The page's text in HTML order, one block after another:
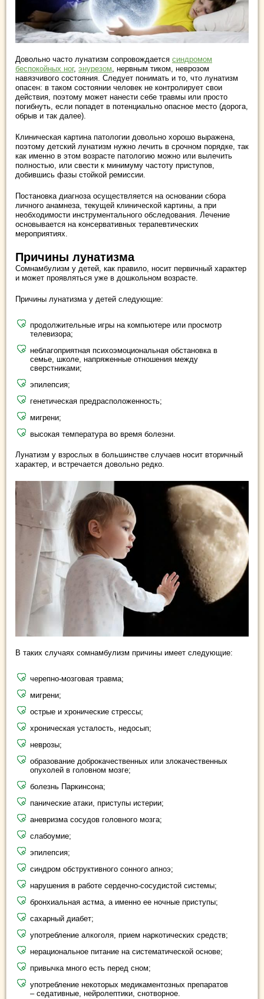
Довольно часто лунатизм сопровождается синдромом
беспокойных ног, энурезом , нервным тиком, неврозом
навязчивого состояния. Следует понимать и то, что лунатизм
опасен: в таком состоянии человек не контролирует свои
действия, поэтому может нанести себе травмы или просто
погибнуть, если попадет в потенциально опасное место (дорога,
обрыв и так далее).
Клиническая картина патологии довольно хорошо выражена,
поэтому детский лунатизм нужно лечить в срочном порядке, так
как именно в этом возрасте патологию можно или вылечить
полностью, или свести к минимуму частоту приступов,
добившись фазы стойкой ремиссии.
Постановка диагноза осуществляется на основании сбора
личного анамнеза, текущей клинической картины, а при
необходимости инструментального обследования. Лечение
основывается на консервативных терапевтических
мероприятиях.
Причины лунатизма
Сомнамбулизм у детей, как правило, носит первичный характер
и может проявляться уже в дошкольном возрасте.
Причины лунатизма у детей следующие:
продолжительные игры на компьютере или просмотр
телевизора;
неблагоприятная психоэмоциональная обстановка в
семье, школе, напряженные отношения между
сверстниками;
эпилепсия;
генетическая предрасположенность;
мигрени;
высокая температура во время болезни.
Лунатизм у взрослых в большинстве случаев носит вторичный
характер, и встречается довольно редко.
В таких случаях сомнамбулизм причины имеет следующие:
черепно-мозговая травма;
мигрени;
острые и хронические стрессы;
хроническая усталость, недосып;
неврозы;
образование доброкачественных или злокачественных
опухолей в головном мозге;
болезнь Паркинсона;
панические атаки, приступы истерии;
аневризма сосудов головного мозга;
слабоумие;
эпилепсия;
синдром обструктивного сонного апноэ;
нарушения в работе сердечно-сосудистой системы;
бронхиальная астма, а именно ее ночные приступы;
сахарный диабет;
употребление алкоголя, прием наркотических средств;
нерациональное питание на систематической основе;
привычка много есть перед сном;
употребление некоторых медикаментозных препаратов
– седативные, нейролептики, снотворное.